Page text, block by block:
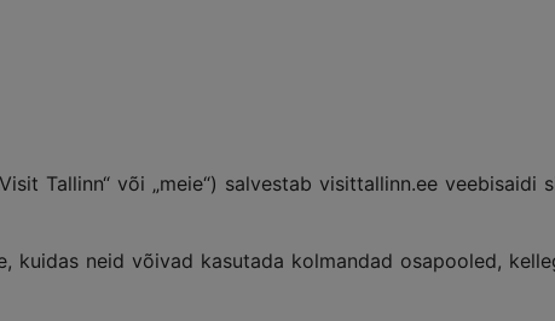
Tallinn“ või „meie“) salvestab visittallinn.ee veebisaidi
neid võivad kasutada kolmandad osapooled,